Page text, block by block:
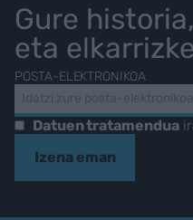
Gure
eta
POSTA-ELEKTRONIKOA
Datuen tratamendua
Izena eman